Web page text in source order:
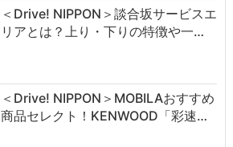
＜Drive! NIPPON＞談合坂サービスエ
リアとは？上り・下りの特徴や一…
＜Drive! NIPPON＞MOBILAおすすめ
商品セレクト！KENWOOD「彩速…